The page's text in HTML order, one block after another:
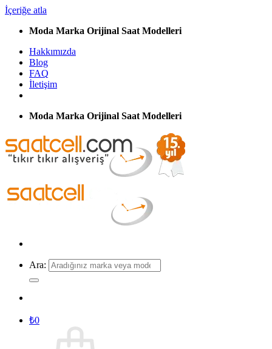
İçeriğe atla
Moda Marka Orijinal Saat Modelleri
Hakkımızda
Blog
FAQ
İletişim
Moda Marka Orijinal Saat Modelleri
Ara:
₺0